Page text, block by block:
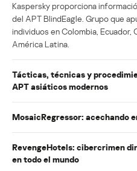
Kaspersky proporciona
del APT BlindEagle. Grupo que
individuos en Colombia, Ecuador,
América Latina.
Tácticas, técnicas y
APT asiáticos modernos
MosaicRegressor: acechando
RevengeHotels: cibercrimen
en todo el mundo